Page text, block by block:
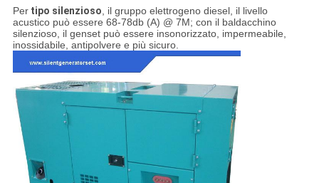
Per tipo silenzioso, il gruppo elettrogeno diesel, il livello
acustico può essere 68-78db (A) @ 7M; con il baldacchino
silenzioso, il genset può essere insonorizzato, impermeabile,
inossidabile, antipolvere e più sicuro.